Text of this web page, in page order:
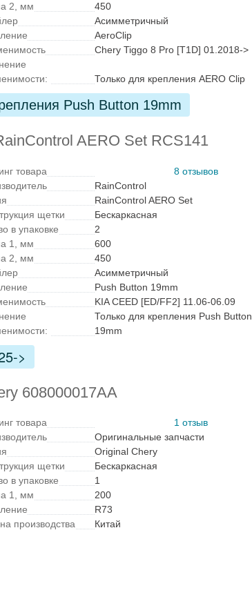
2, мм
450
Асимметричный
AeroClip
Chery Tiggo 8 Pro [T1D] 01.2018->
Только для крепления AERO Clip
Push Button 19mm
AERO Set RCS141
товара
8 отзывов
RainControl
RainControl AERO Set
щетки
Бескаркасная
в упаковке
2
1, мм
600
2, мм
450
Асимметричный
Push Button 19mm
KIA CEED [ED/FF2] 11.06-06.09
Только для крепления Push Button
19mm
>
608000017AA
товара
1 отзыв
Оригинальные запчасти
Original Chery
щетки
Бескаркасная
в упаковке
1
1, мм
200
R73
производства
Китай